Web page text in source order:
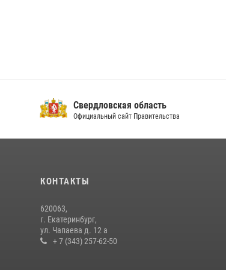
Свердловская область
Официальный сайт Правительства
КОНТАКТЫ
620063,
г. Екатеринбург,
ул. Чапаева д. 12 а
+ 7 (343) 257-62-50